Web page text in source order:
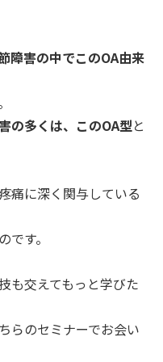
障害の中でこのOA由来
の多くは、このOA型と
痛に深く関与している
す。
も交えてもっと学びた
らのセミナーでお会い